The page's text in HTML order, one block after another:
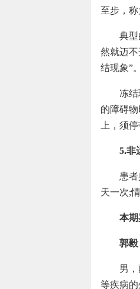
至步，称
典
然就迈
结现象”。
冻
的障碍
上，须
5.非
患
天一次;
本
郭毅
男
等疾病